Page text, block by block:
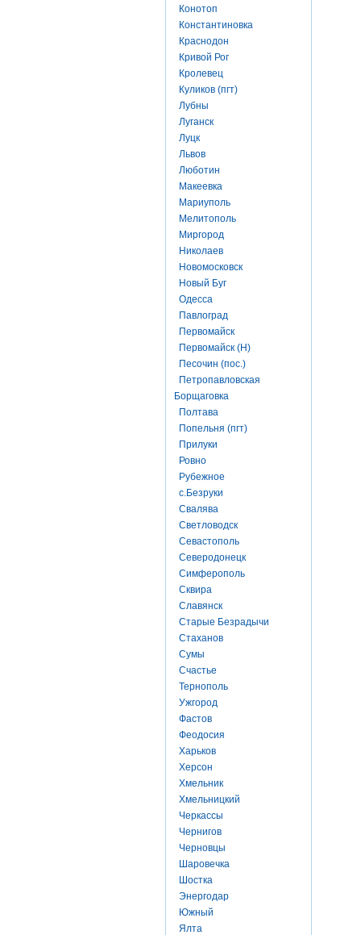
Конотоп
Константиновка
Краснодон
Кривой Рог
Кролевец
Куликов (пгт)
Лубны
Луганск
Луцк
Львов
Люботин
Макеевка
Мариуполь
Мелитополь
Миргород
Николаев
Новомосковск
Новый Буг
Одесса
Павлоград
Первомайск
Первомайск (Н)
Песочин (пос.)
Петропавловская
Борщаговка
Полтава
Попельня (пгт)
Прилуки
Ровно
Рубежное
с.Безруки
Свалява
Светловодск
Севастополь
Северодонецк
Симферополь
Сквира
Славянск
Старые Безрадычи
Стаханов
Сумы
Счастье
Тернополь
Ужгород
Фастов
Феодосия
Харьков
Херсон
Хмельник
Хмельницкий
Черкассы
Чернигов
Черновцы
Шаровечка
Шостка
Энергодар
Южный
Ялта